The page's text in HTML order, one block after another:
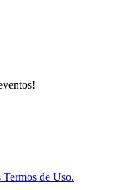
de Uso.